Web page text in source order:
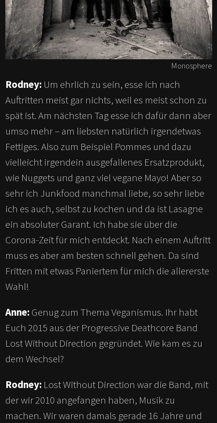
Monosphere
Rodney: Um ehrlich zu sein, esse ich nach
Auftritten meist gar nichts, weil es meist schon zu
spät ist. Am nächsten Tag esse ich dafür dann aber
umso mehr – am liebsten natürlich irgendetwas
Fettiges. Also zum Beispiel Pommes und dazu
vielleicht irgendein ausgefallenes Ersatzprodukt,
wie Nuggets und ganz viel vegane Mayo! Aber so
sehr ich Junkfood manchmal liebe, so sehr liebe
ich es auch, selbst zu kochen und da ist Lasagne
ein absoluter Garant. Ich habe sie über die
Corona-Zeit für mich entdeckt. Nach einem Auftritt
muss es aber am besten schnell gehen. Da sind
Fritten mit etwas Paniertem für mich die allererste
Wahl!
Anne: Genug zum Thema Veganismus. Ihr habt
Euch 2015 aus der Progressive Deathcore Band
Lost Without Direction gegründet. Wie kam es zu
dem Wechsel?
Rodney: Lost Without Direction war die Band, mit
der wir 2010 angefangen haben, Musik zu
machen. Wir waren damals gerade 16 Jahre und